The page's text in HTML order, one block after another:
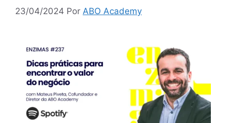
23/04/2024 Por ABO Academy